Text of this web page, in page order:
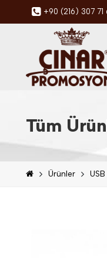
+90 (216) 307 71
Tüm
Ürünler USB